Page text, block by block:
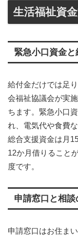
生活福祉資
緊急小口資金
給付金だけでは足
会福祉協議会が実
ちます。緊急小口
れ、電気代や食費
総合支援資金は月
12か月借りること
度です。
申請窓口と相談
申請窓口はお住ま